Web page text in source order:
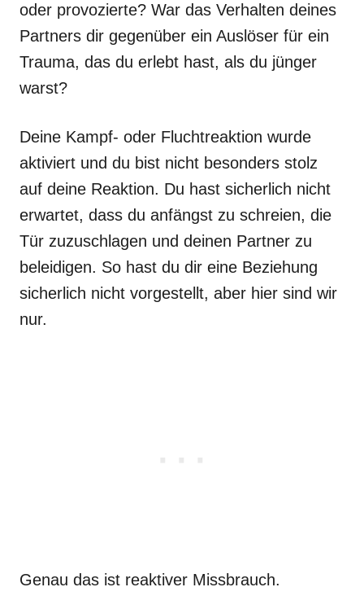
oder provozierte? War das Verhalten deines
Partners dir gegenüber ein Auslöser für ein
Trauma, das du erlebt hast, als du jünger
warst?
Deine Kampf- oder Fluchtreaktion wurde
aktiviert und du bist nicht besonders stolz
auf deine Reaktion. Du hast sicherlich nicht
erwartet, dass du anfängst zu schreien, die
Tür zuzuschlagen und deinen Partner zu
beleidigen. So hast du dir eine Beziehung
sicherlich nicht vorgestellt, aber hier sind wir
nur.
Genau das ist reaktiver Missbrauch.